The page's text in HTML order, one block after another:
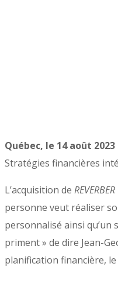
Québec, le 14 août 2023
Stratégies financières
L’acquisition de REVERBER
personne veut réaliser
personnalisé ainsi
priment » de dire Jean-
planification financière,